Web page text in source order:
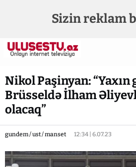
Sizin reklam
Nikol Paşinyan:
Brüsseldə İlham
olacaq”
gundem / ust / manset 12:34 | 6.07.23